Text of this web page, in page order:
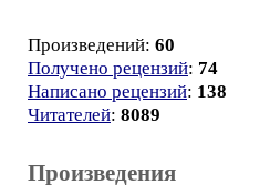
Произведений: 60
Получено рецензий: 74
Написано рецензий: 138
Читателей: 8089
Произведения